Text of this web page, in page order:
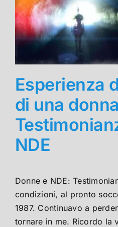
Esperienza
di una
NDE
Donne e NDE:
condizioni, al pronto
1987. Continuavo a
tornare in me. Ricordo la